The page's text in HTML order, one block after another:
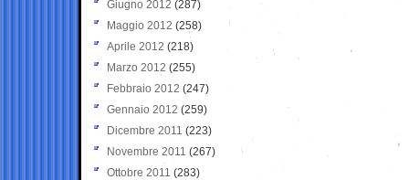
Giugno 2012 (287)
Maggio 2012 (258)
Aprile 2012 (218)
Marzo 2012 (255)
Febbraio 2012 (247)
Gennaio 2012 (259)
Dicembre 2011 (223)
Novembre 2011 (267)
Ottobre 2011 (283)